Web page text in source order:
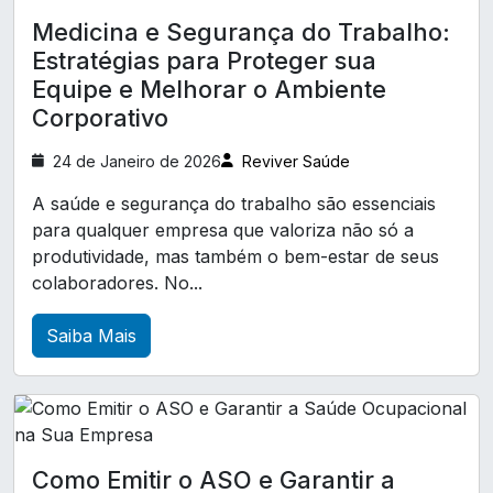
A Relevância da Clínica de Exames Demissionais
na Promoção da Segurança e Saúde
Ocupacional
A Relevância da Clínica de Medicina e Segurança
Ambiente Corporativo
A Relevância do Atestado de Saúde Ocupacional
para Garantir a Segurança no Trabalho
A Relevância do Exame ASO para a Saúde
Ocupacional e Bem-Estar no Trabalho
A Relevância do Exame ASO para a Saúde
Ocupacional e o Desenvolvimento Profissional
A Relevância do Exame de Medicina do Trabalho
para a Saúde dos Colaboradores
Exame de eletrocardiograma
Exames complementares ocupacionais
Laudo LTCAT
Laudo técnico de insalubridade
Pcmso exames complementares
Perfil profissiográfico previdenciário ppp
Treinamento CIPA
Treinamento de brigada de incêndio
Treinamento de primeiros socorros para empresa
Treinamento trabalho em altura NR 35
análise ergonómica preliminar nr17
Medicina e Segurança do Trabalho:
Estratégias para Proteger sua
Equipe e Melhorar o Ambiente
Corporativo
24 de Janeiro de 2026 Reviver Saúde
A saúde e segurança do trabalho são essenciais
para qualquer empresa que valoriza não só a
produtividade, mas também o bem-estar de seus
colaboradores. No...
Saiba Mais
Como Emitir o ASO e Garantir a